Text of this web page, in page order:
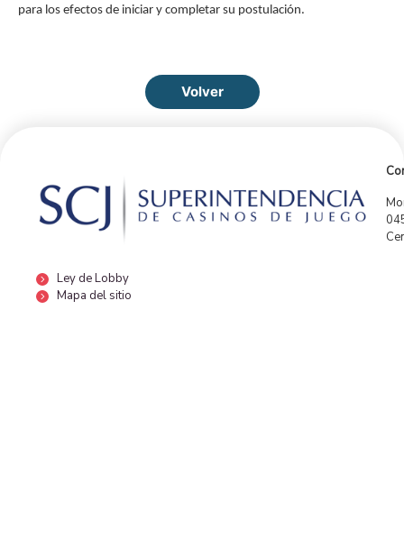
para los efectos de iniciar y completar su postulación.
Volver
Ley de Lobby
Mapa del sitio